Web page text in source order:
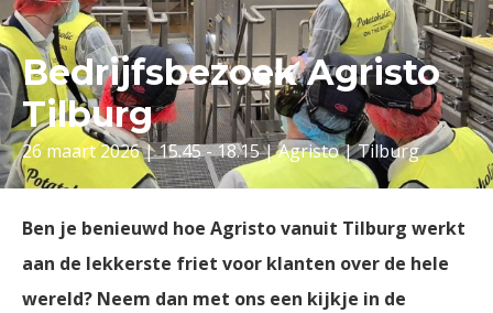
Bedrijfsbezoek Agristo
Tilburg
26 maart 2026 | 15.45 - 18.15 | Agristo | Tilburg
Ben je benieuwd hoe Agristo vanuit Tilburg werkt
aan de lekkerste friet voor klanten over de hele
wereld? Neem dan met ons een kijkje in de